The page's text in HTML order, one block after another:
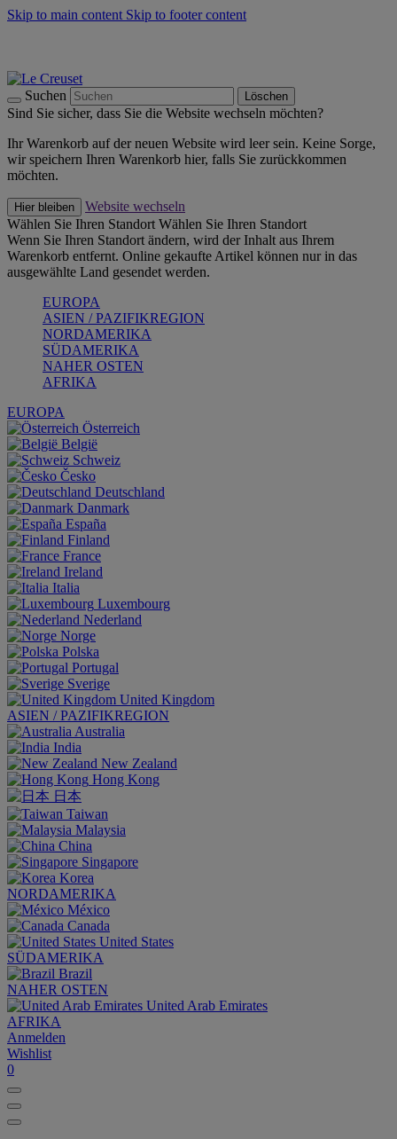
Skip to main content Skip to footer content
Suchen Löschen
Sind Sie sicher, dass Sie die Website wechseln möchten?
Ihr Warenkorb auf der neuen Website wird leer sein. Keine Sorge,
wir speichern Ihren Warenkorb hier, falls Sie zurückkommen
möchten.
Hier bleiben
Website wechseln
Wählen Sie Ihren Standort Wählen Sie Ihren Standort
Wenn Sie Ihren Standort ändern, wird der Inhalt aus Ihrem
Warenkorb entfernt. Online gekaufte Artikel können nur in das
ausgewählte Land gesendet werden.
EUROPA
ASIEN / PAZIFIKREGION
NORDAMERIKA
SÜDAMERIKA
NAHER OSTEN
AFRIKA
EUROPA
Österreich
België
Schweiz
Česko
Deutschland
Danmark
España
Finland
France
Ireland
Italia
Luxembourg
Nederland
Norge
Polska
Portugal
Sverige
United Kingdom
ASIEN / PAZIFIKREGION
Australia
India
New Zealand
Hong Kong
日本
Taiwan
Malaysia
China
Singapore
Korea
NORDAMERIKA
México
Canada
United States
SÜDAMERIKA
Brazil
NAHER OSTEN
United Arab Emirates
AFRIKA
Anmelden
Wishlist
0